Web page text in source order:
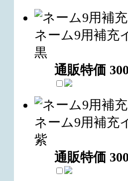
ネーム9用補充
黒
通販特価
ネーム9用補充
紫
通販特価